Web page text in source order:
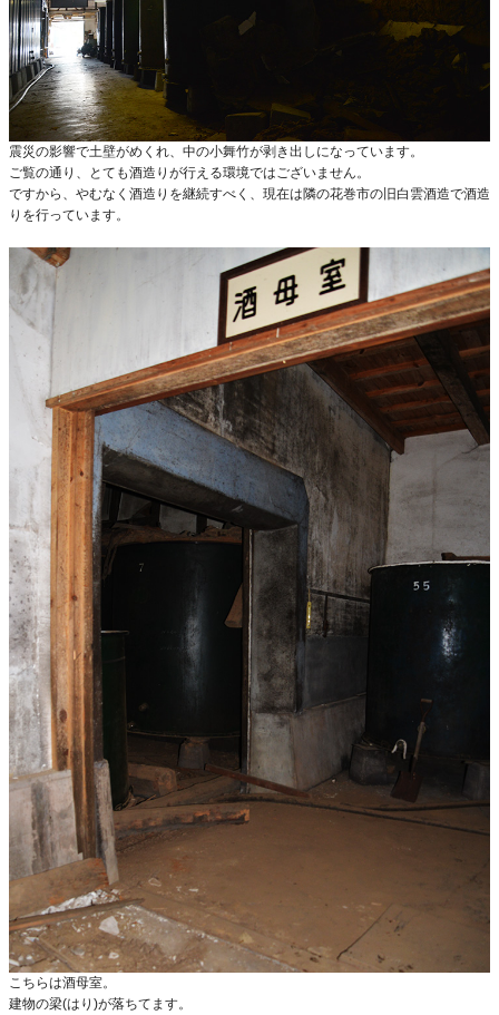
震災の影響で土壁がめくれ、中の小舞竹が剥き出しになっています。
ご覧の通り、とても酒造りが行える環境ではございません。
ですから、やむなく酒造りを継続すべく、現在は隣の花巻市の旧白雲酒造で酒造
りを行っています。
こちらは酒母室。
建物の梁(はり)が落ちてます。